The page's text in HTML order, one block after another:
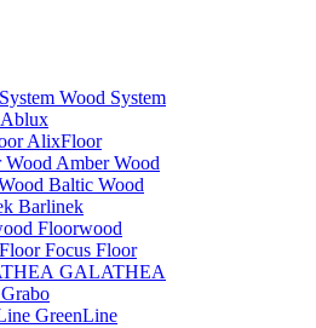
Wood System
Ablux
AlixFloor
Amber Wood
Baltic Wood
Barlinek
Floorwood
Focus Floor
GALATHEA
Grabo
GreenLine